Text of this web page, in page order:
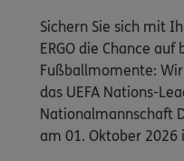
Sichern Sie sich mit
ERGO die Chance auf
Fußballmomente:
das UEFA Nations-
Nationalmannschaft
am 01. Oktober 2026